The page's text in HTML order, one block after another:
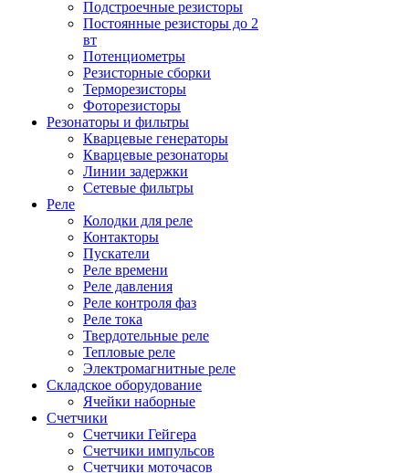
Подстроечные резисторы
Постоянные резисторы до 2
вт
Потенциометры
Резисторные сборки
Терморезисторы
Фоторезисторы
Резонаторы и фильтры
Кварцевые генераторы
Кварцевые резонаторы
Линии задержки
Сетевые фильтры
Реле
Колодки для реле
Контакторы
Пускатели
Реле времени
Реле давления
Реле контроля фаз
Реле тока
Твердотельные реле
Тепловые реле
Электромагнитные реле
Складское оборудование
Ячейки наборные
Счетчики
Счетчики Гейгера
Счетчики импульсов
Счетчики моточасов